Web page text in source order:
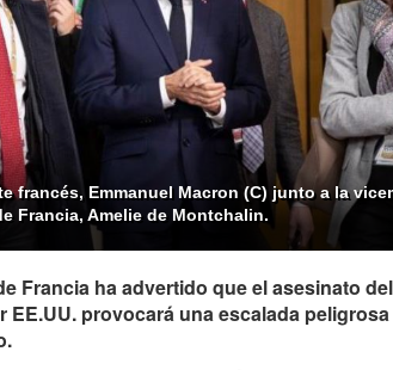
francés, Emmanuel Macron (C) junto a la
Francia, Amelie de Montchalin.
Francia ha advertido que el asesinato
EE.UU. provocará una escalada